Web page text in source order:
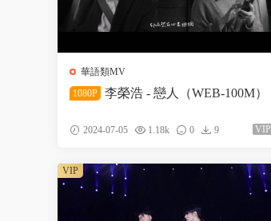
華語類MV
1080P
李榮浩 - 戀人（WEB-100M）
2024-07-05 1.18k 0 9 VIP
VIP